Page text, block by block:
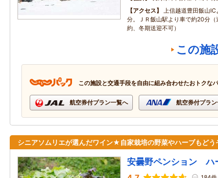
アクセス
上信越道豊田飯山
分。ＪＲ飯山駅より車で約20分（
約、冬期送迎不可）
この施
この施設と交通手段を自由に組み合わせたおトクな
航空券付プラン一覧へ 航空券付プラ
シニアソムリエが選んだワイン★自家栽培の野菜やハーブもど
安曇野ペンション ハ